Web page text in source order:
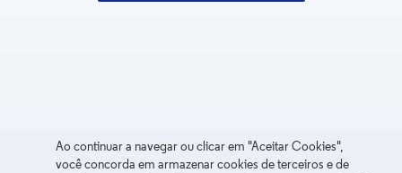
Ao continuar a navegar ou clicar em "Aceitar Cookies",
você concorda em armazenar cookies de terceiros e de